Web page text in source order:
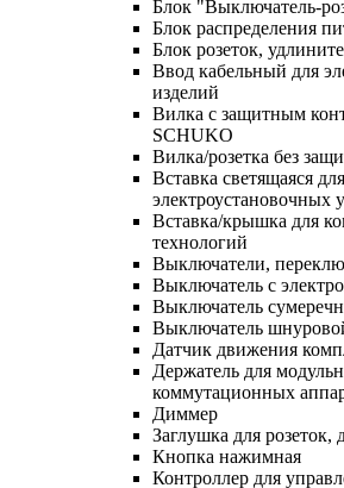
Блок "Выключатель-
Блок распределения
Блок розеток,
Ввод кабельный для
изделий
Вилка с защитным
SCHUKO
Вилка/розетка без
Вставка светящаяся для
электроустановочных
Вставка/крышка для
технологий
Выключатели,
Выключатель с
Выключатель
Выключатель
Датчик движения
Держатель для
коммутационных
Диммер
Заглушка для розеток,
Кнопка нажимная
Контроллер для